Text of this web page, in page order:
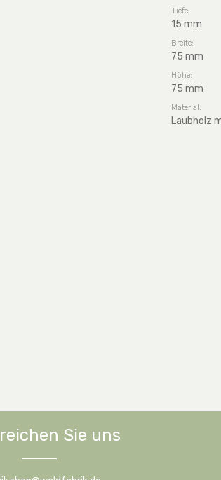
Tiefe:
15 mm
Breite:
75 mm
Höhe:
75 mm
Material:
Laubholz
Sie uns